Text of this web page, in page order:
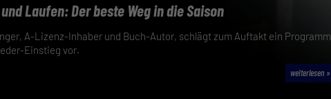
Laufen: Der beste Weg in die Saison
A-Lizenz-Inhaber und Buch-Autor, schlägt zum Auftakt ein Programm
Einstieg vor.
weiterlesen »